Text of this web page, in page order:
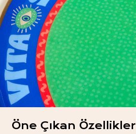
Öne Çıkan Özellikler